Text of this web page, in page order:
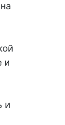
и
и